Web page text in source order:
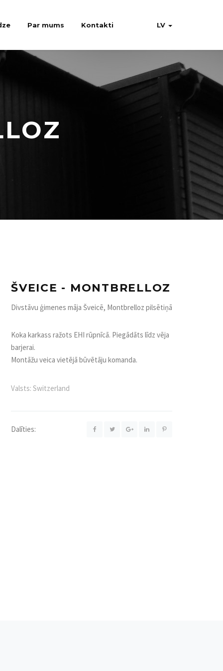
LV
Par mums Kontakti
ŠVEICE - MONTBRELLOZ
Divstāvu ģimenes māja Šveicē, Montbrelloz pilsētiņā
Koka karkass ražots EHI rūpnīcā. Piegādāts līdz vēja
barjerai.
Montāžu veica vietējā būvētāju komanda.
Valsts: Switzerland
Dalīties: